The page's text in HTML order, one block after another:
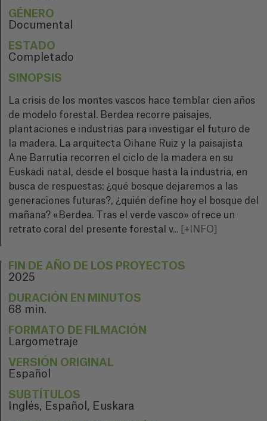
GÉNERO
Documental
ESTADO
Completado
SINOPSIS
La crisis de los montes vascos hace temblar cien años
de modelo forestal. Berdea recorre paisajes,
plantaciones e industrias para investigar el futuro de
la madera. La arquitecta Oihane Ruiz y la paisajista
Ane Barrutia recorren el ciclo de la madera en su
Euskadi natal, desde el bosque hasta la industria, en
busca de respuestas: ¿qué bosque dejaremos a las
generaciones futuras?, ¿quién define hoy el bosque del
mañana? «Berdea. Tras el verde vasco» ofrece un
retrato coral del presente forestal v... [+INFO]
FIN DE AÑO DE LOS PROYECTOS
2025
DURACIÓN EN MINUTOS
68 min.
FORMATO DE FILMACIÓN
Largometraje
VERSIÓN ORIGINAL
Español
SUBTÍTULOS
Inglés, Español, Euskara